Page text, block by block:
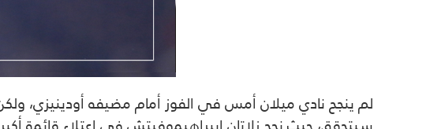
لم ينجح نادي ميلان أمس في الفوز أمام مضيفه أودينيزي،